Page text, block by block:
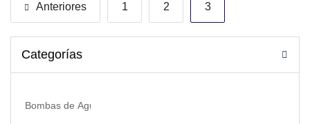
Anteriores 1 2 3
Categorías